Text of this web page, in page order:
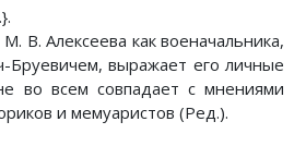
В. Алексеева как военачальника,
выражает его личные
во всем совпадает с мнениями
и мемуаристов (Ред.).